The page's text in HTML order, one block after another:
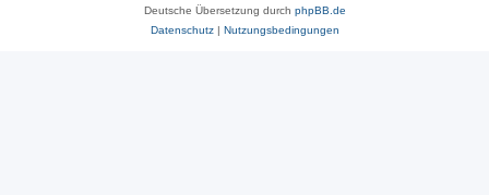
Deutsche Übersetzung durch phpBB.de
Datenschutz| Nutzungsbedingungen